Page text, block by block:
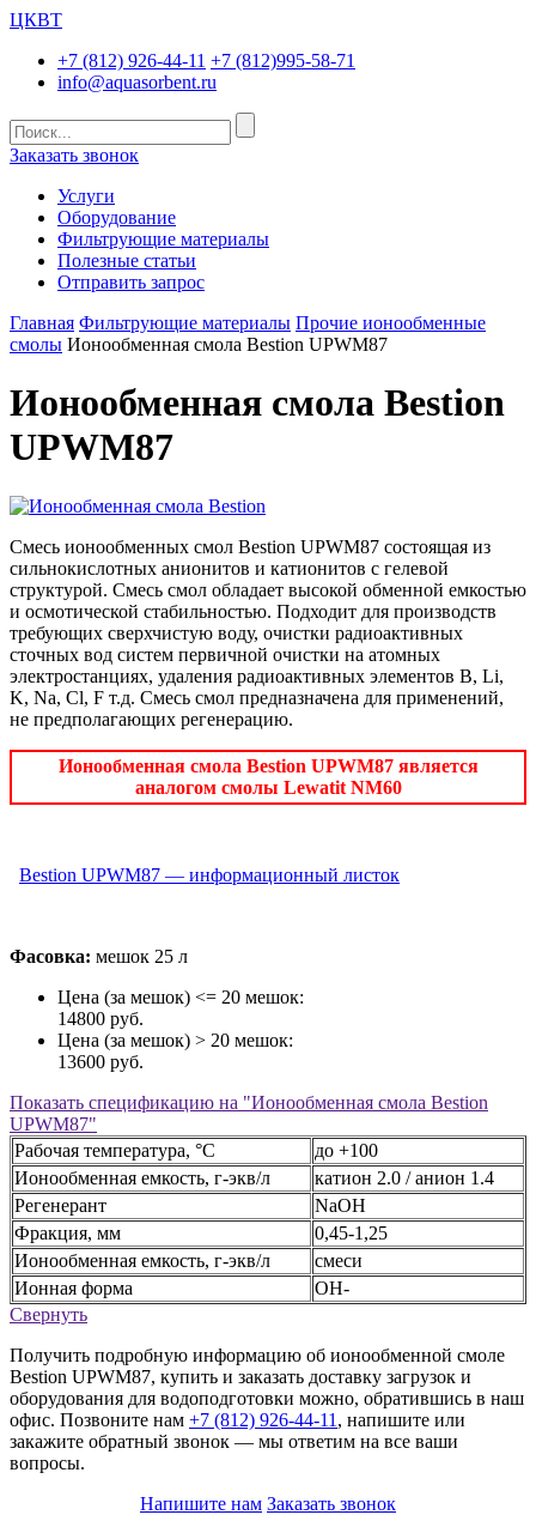
ЦКВТ
+7 (812) 926-44-11 +7 (812)995-58-71
info@aquasorbent.ru
Заказать звонок
Услуги
Оборудование
Фильтрующие материалы
Полезные статьи
Отправить запрос
Главная Фильтрующие материалы Прочие ионообменные
смолы Ионообменная смола Bestion UPWM87
Ионообменная смола Bestion
UPWM87
Смесь ионообменных смол Bestion UPWM87 состоящая из
сильнокислотных анионитов и катионитов с гелевой
структурой. Смесь смол обладает высокой обменной емкостью
и осмотической стабильностью. Подходит для производств
требующих сверхчистую воду, очистки радиоактивных
сточных вод систем первичной очистки на атомных
электростанциях, удаления радиоактивных элементов B, Li,
K, Na, Cl, F т.д. Смесь смол предназначена для применений,
не предполагающих регенерацию.
Ионообменная смола Bestion UPWM87 является
аналогом смолы Lewatit NM60
Bestion UPWM87 — информационный листок
Фасовка: мешок 25 л
Цена (за мешок) <= 20 мешок:
14800 руб.
Цена (за мешок) > 20 мешок:
13600 руб.
Показать спецификацию на "Ионообменная смола Bestion
UPWM87"
Рабочая температура, °С
до +100
Ионообменная емкость, г-экв/л
катион 2.0 / анион 1.4
Регенерант
NaOH
Фракция, мм
0,45-1,25
Ионообменная емкость, г-экв/л
смеси
Ионная форма
OH-
Свернуть
Получить подробную информацию об ионообменной смоле
Bestion UPWM87, купить и заказать доставку загрузок и
оборудования для водоподготовки можно, обратившись в наш
офис. Позвоните нам +7 (812) 926-44-11 , напишите или
закажите обратный звонок — мы ответим на все ваши
вопросы.
Напишите нам Заказать звонок